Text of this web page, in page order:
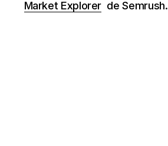
Market Explorer de Semrush.